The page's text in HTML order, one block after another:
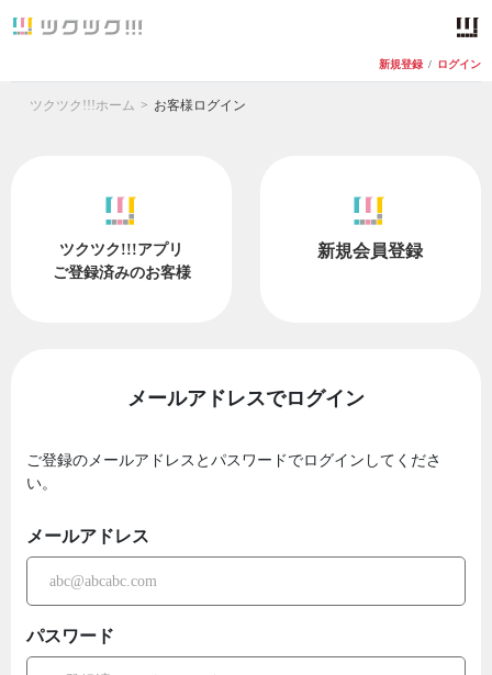
新規登録 / ログイン
ツクツク!!!ホーム お客様ログイン
ツクツク!!!アプリ
ご登録済みのお客様
新規会員登録
メールアドレスでログイン
ご登録のメールアドレスとパスワードでログインしてくださ
い。
メールアドレス
パスワード